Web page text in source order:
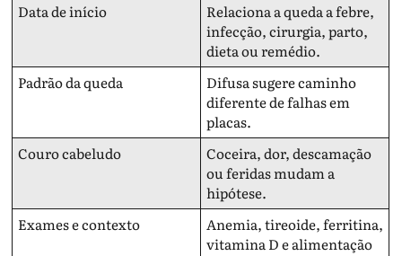
Data de início
Relaciona a queda a febre,
infecção, cirurgia, parto,
dieta ou remédio.
Padrão da queda
Difusa sugere caminho
diferente de falhas em
placas.
Couro cabeludo
Coceira, dor, descamação
ou feridas mudam a
hipótese.
Exames e contexto
Anemia, tireoide, ferritina,
vitamina D e alimentação